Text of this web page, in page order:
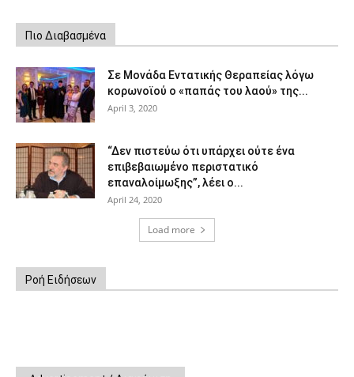
Πιο Διαβασμένα
Σε Μονάδα Εντατικής Θεραπείας λόγω
κορωνοϊού ο «παπάς του λαού» της...
April 3, 2020
“Δεν πιστεύω ότι υπάρχει ούτε ένα
επιβεβαιωμένο περιστατικό
επαναλοίμωξης”, λέει ο...
April 24, 2020
Load more
Ροή Ειδήσεων